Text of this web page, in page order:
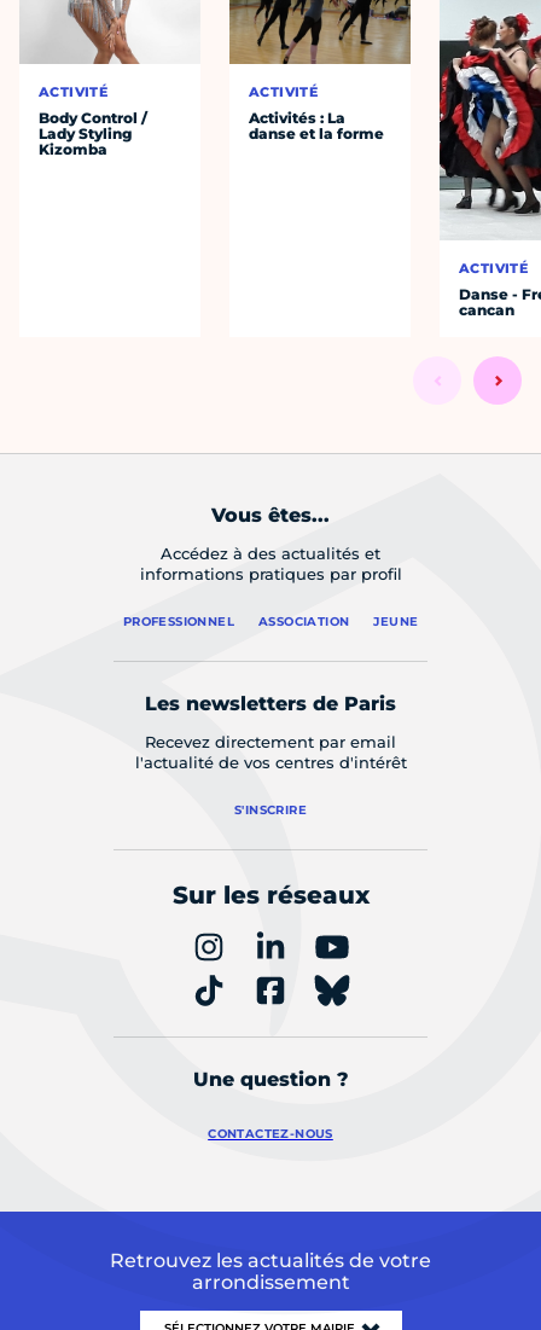
ACTIVITÉ
Body Control /
Lady Styling
Kizomba
ACTIVITÉ
Activités : La
danse et la forme
ACTIVITÉ
Danse -
cancan
Vous êtes...
Accédez à des actualités et
informations pratiques par profil
PROFESSIONNEL ASSOCIATION JEUNE
Les newsletters de Paris
Recevez directement par email
l'actualité de vos centres d'intérêt
S'INSCRIRE
Sur les réseaux
Une question ?
CONTACTEZ-NOUS
Retrouvez les actualités de votre
arrondissement